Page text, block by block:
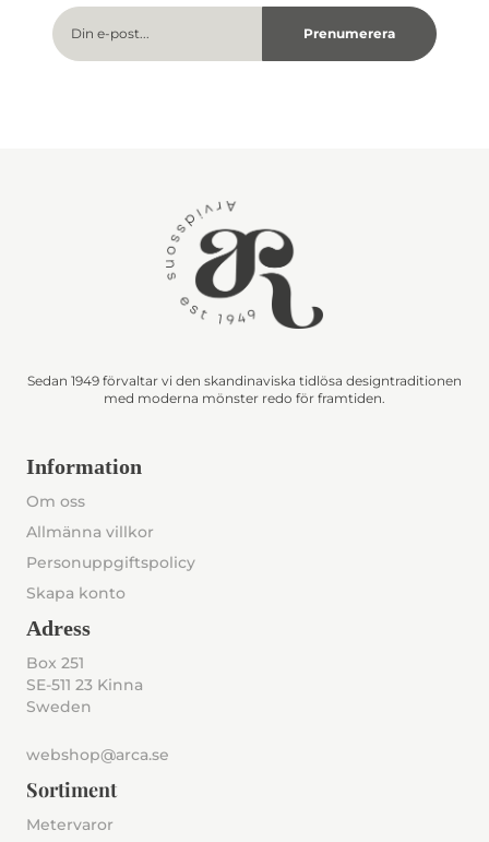
Sedan 1949 förvaltar vi den skandinaviska tidlösa designtraditionen
med moderna mönster redo för framtiden.
Information
Om oss
Allmänna villkor
Personuppgiftspolicy
Skapa konto
Adress
Box 251
SE-511 23 Kinna
Sweden
webshop@arca.se
Sortiment
Metervaror